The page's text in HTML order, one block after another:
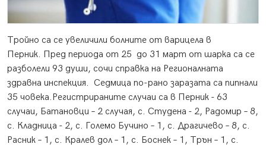
Тройно са се увеличили болните от варицела в
Перник. Пред периода от 25 до 31 март от шарка са се
разболели 93 души, сочи справка на Регионалната
здравна инспекция. Седмица по-рано заразата са пипнали
35 човека.Регистрираните случаи са в Перник - 63
случаи, Батановци – 2 случая, с. Студена - 2, Радомир – 8,
с. Кладница - 2, с. Големо Бучино – 1, с. Драгичево – 8, с.
Расник – 1, с. Кралев дол – 1, с. Боснек – 1, Трън – 1, с.